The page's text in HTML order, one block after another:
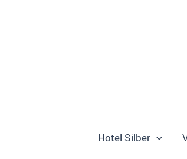
Hotel Silber